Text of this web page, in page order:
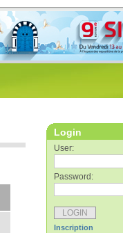
Login
User:
Password:
Inscription